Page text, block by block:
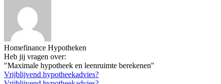
Homefinance Hypotheken
Heb jij vragen over:
"Maximale hypotheek en leenruimte berekenen"
Vrijblijvend hypotheekadvies?